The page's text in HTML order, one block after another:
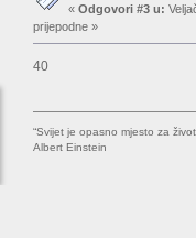
« Odgovori #3 u:
prijepodne »
40
“Svijet je opasno mjesto za
Albert Einstein